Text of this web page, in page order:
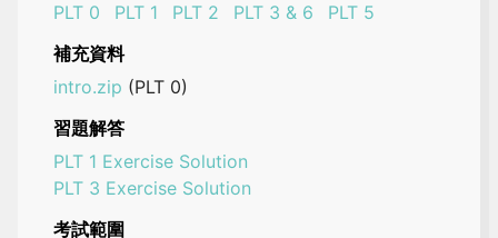
PLT 0
PLT 1 PLT 2 PLT 3 & 6
PLT 5
補充資料
intro.zip (PLT 0)
習題解答
PLT 1 Exercise Solution
PLT 3 Exercise Solution
考試範圍